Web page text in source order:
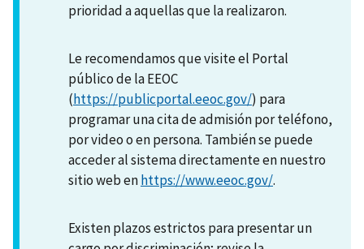
prioridad a aquellas que la realizaron.
Le recomendamos que visite el Portal
público de la EEOC
(https://publicportal.eeoc.gov/) para
programar una cita de admisión por teléfono,
por video o en persona. También se puede
acceder al sistema directamente en nuestro
sitio web enhttps://www.eeoc.gov/.
Existen plazos estrictos para presentar un